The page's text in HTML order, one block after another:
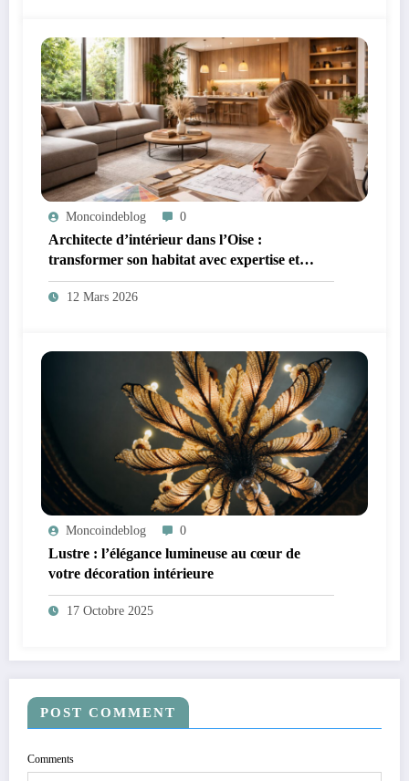
Moncoindeblog 0
Architecte d’intérieur dans l’Oise :
transformer son habitat avec expertise et
créativité
12 Mars 2026
Moncoindeblog 0
Lustre : l’élégance lumineuse au cœur de
votre décoration intérieure
17 Octobre 2025
POST COMMENT
Comments